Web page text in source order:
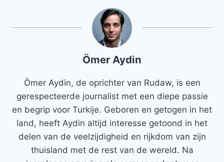
Ömer Aydin
Ömer Aydin, de oprichter van Rudaw, is een
gerespecteerde journalist met een diepe passie
en begrip voor Turkije. Geboren en getogen in het
land, heeft Aydin altijd interesse getoond in het
delen van de veelzijdigheid en rijkdom van zijn
thuisland met de rest van de wereld. Na